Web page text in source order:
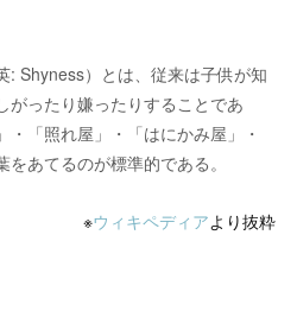
: Shyness）とは、従来は子供が知
がったり嫌ったりすることであ
・「照れ屋」・「はにかみ屋」・
をあてるのが標準的である。
※ウィキペディアより抜粋